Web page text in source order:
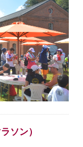
ソン）